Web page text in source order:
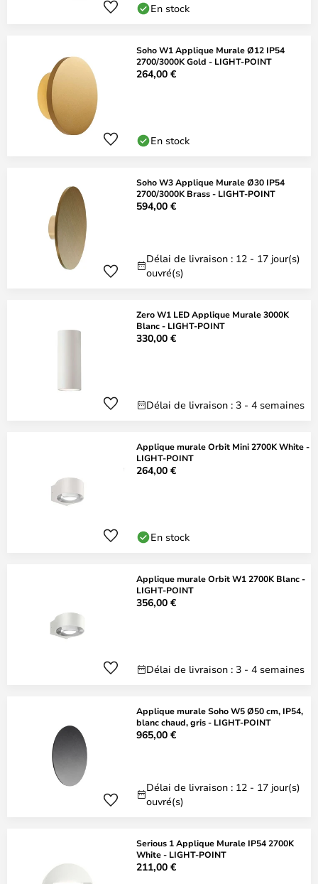
En stock
Soho W1 Applique Murale Ø12 IP54
2700/3000K Gold - LIGHT-POINT
264,00 €
En stock
Soho W3 Applique Murale Ø30 IP54
2700/3000K Brass - LIGHT-POINT
594,00 €
Délai de livraison : 12 - 17 jour(s)
ouvré(s)
Zero W1 LED Applique Murale 3000K
Blanc - LIGHT-POINT
330,00 €
Délai de livraison : 3 - 4 semaines
Applique murale Orbit Mini 2700K White -
LIGHT-POINT
264,00 €
En stock
Applique murale Orbit W1 2700K Blanc -
LIGHT-POINT
356,00 €
Délai de livraison : 3 - 4 semaines
Applique murale Soho W5 Ø50 cm, IP54,
blanc chaud, gris - LIGHT-POINT
965,00 €
Délai de livraison : 12 - 17 jour(s)
ouvré(s)
Serious 1 Applique Murale IP54 2700K
White - LIGHT-POINT
211,00 €